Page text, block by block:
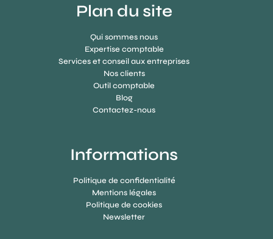
Plan du site
Qui sommes nous
Expertise comptable
Services et conseil aux entreprises
Nos clients
Outil comptable
Blog
Contactez-nous
Informations
Politique de confidentialité
Mentions légales
Politique de cookies
Newsletter